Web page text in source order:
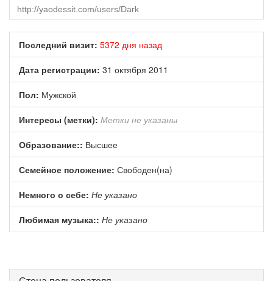
Последний визит: 5372 дня назад
Дата регистрации: 31 октября 2011
Пол: Мужской
Интересы (метки): Метки не указаны
Образование:: Высшее
Семейное положение: Свободен(на)
Немного о себе: Не указано
Любимая музыка:: Не указано